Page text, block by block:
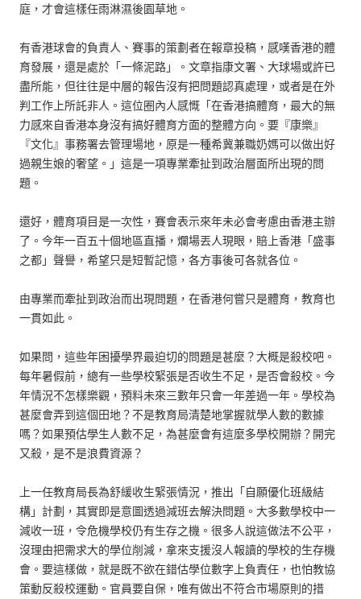
庭，才會這樣任雨淋濕後園草地。
有香港球會的負責人、賽事的策劃者在報章投稿，感嘆香港的體
育發展，還是處於「一條泥路」。文章指康文署、大球場或許已
盡所能，但往往是中層的報告沒有把問題認真處理，或者是在外
判工作上所託非人。這位圈內人感慨「在香港搞體育，最大的無
力感來自香港本身沒有搞好體育方面的整體方向。要『康樂』
『文化』事務署去管理場地，原是一種希冀兼職奶媽可以做出好
過親生娘的奢望。」這是一項專業牽扯到政治層面所出現的問
題。
還好，體育項目是一次性，賽會表示來年未必會考慮由香港主辦
了。今年一百五十個地區直播，爛場丟人現眼，賠上香港「盛事
之都」聲譽，希望只是短暫記憶，各方事後可各就各位。
由專業而牽扯到政治而出現問題，在香港何嘗只是體育，教育也
一貫如此。
如果問，這些年困擾學界最迫切的問題是甚麼？大概是殺校吧。
每年暑假前，總有一些學校緊張是否收生不足，是否會殺校。今
年情況不怎樣樂觀，預料未來三數年只會一年差過一年。學校為
甚麼會弄到這個田地？不是教育局清楚地掌握就學人數的數據
嗎？如果預估學生人數不足，為甚麼會有這麼多學校開辦？開完
又殺，是不是浪費資源？
上一任教育局長為舒緩收生緊張情況，推出「自願優化班級結
構」計劃，其實即是意圖透過減班去解決問題。大多數學校中一
減收一班，令危機學校仍有生存之機。很多人說這做法不公平，
沒理由把需求大的學位削減，拿來支援沒人報讀的學校的生存機
會。要這樣做，就是既不欲在錯估學位數字上負責任，也怕教協
策動反殺校運動。官員要自保，唯有做出不符合市場原則的措